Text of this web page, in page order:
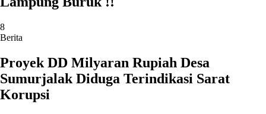
8
Berita
Proyek DD Milyaran Rupiah Desa
Sumurjalak Diduga Terindikasi Sarat
Korupsi